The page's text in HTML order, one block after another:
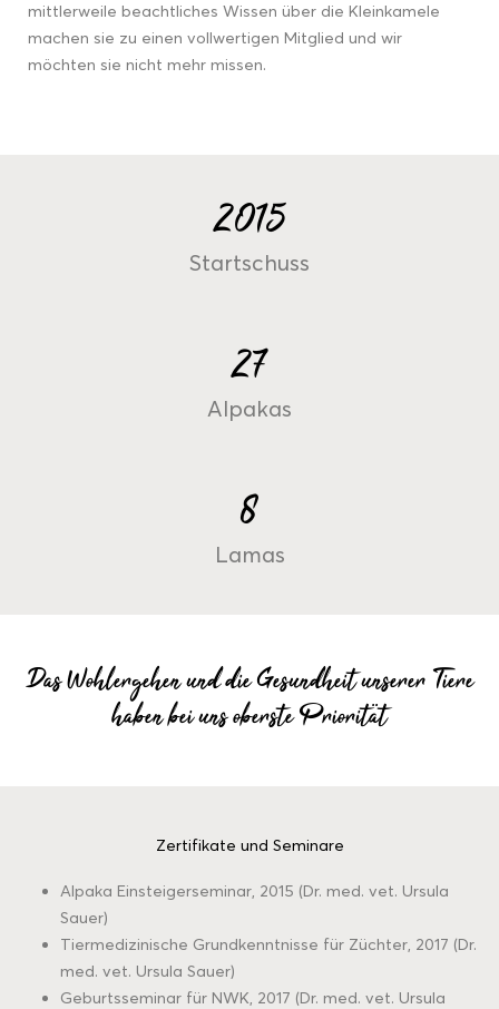
mittlerweile beachtliches Wissen über die Kleinkamele
machen sie zu einen vollwertigen Mitglied und wir
möchten sie nicht mehr missen.
2015
Startschuss
27
Alpakas
8
Lamas
Das Wohlergehen und die Gesundheit unserer Tiere
haben bei uns oberste Priorität
Zertifikate und Seminare
Alpaka Einsteigerseminar, 2015 (Dr. med. vet. Ursula
Sauer)
Tiermedizinische Grundkenntnisse für Züchter, 2017 (Dr.
med. vet. Ursula Sauer)
Geburtsseminar für NWK, 2017 (Dr. med. vet. Ursula